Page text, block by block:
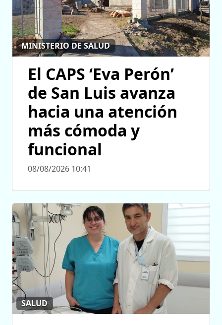
MINISTERIO DE SALUD
El CAPS ‘Eva Perón’
de San Luis avanza
hacia una atención
más cómoda y
funcional
08/08/2026 10:41
SALUD